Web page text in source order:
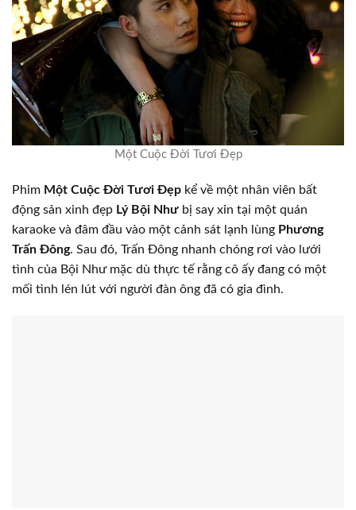
Một Cuộc Đời Tươi Đẹp
Phim Một Cuộc Đời Tươi Đẹp kể về một nhân viên bất
động sản xinh đẹp Lý Bội Như bị say xỉn tại một quán
karaoke và đâm đầu vào một cảnh sát lạnh lùng Phương
Trấn Đông. Sau đó, Trấn Đông nhanh chóng rơi vào lưới
tình của Bội Như mặc dù thực tế rằng cô ấy đang có một
mối tình lén lút với người đàn ông đã có gia đình.